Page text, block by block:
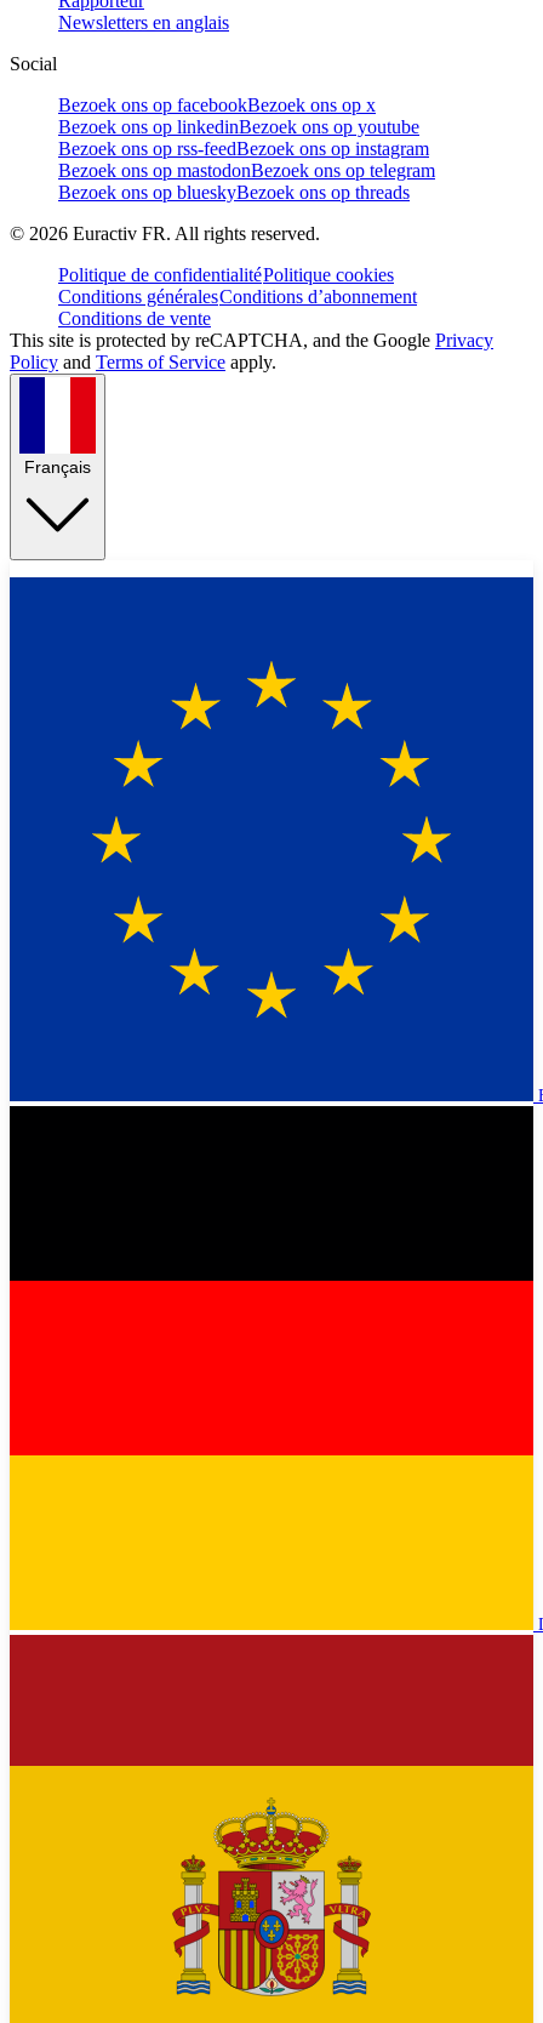
Newsletters en anglais
Social
Bezoek ons op facebookBezoek ons op x
Bezoek ons op linkedinBezoek ons op youtube
Bezoek ons op rss-feedBezoek ons op instagram
Bezoek ons op mastodonBezoek ons op telegram
Bezoek ons op blueskyBezoek ons op threads
© 2026 Euractiv FR. All rights reserved.
Politique de confidentialitéPolitique cookies
Conditions généralesConditions d’abonnement
Conditions de vente
This site is protected by reCAPTCHA, and the Google Privacy
Policy and Terms of Service apply.
Français